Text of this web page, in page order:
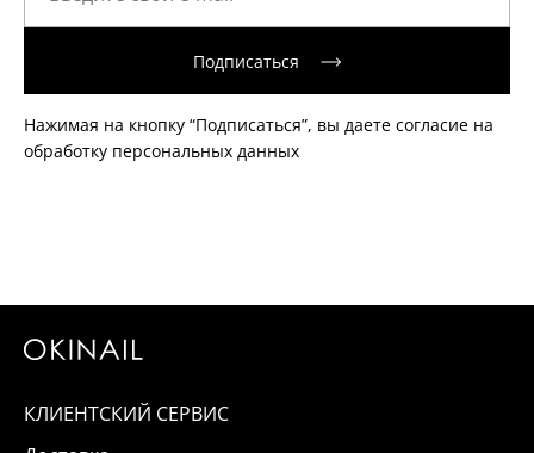
Подписаться
Нажимая на кнопку “Подписаться”, вы даете согласие на
обработку персональных данных
КЛИЕНТСКИЙ СЕРВИС